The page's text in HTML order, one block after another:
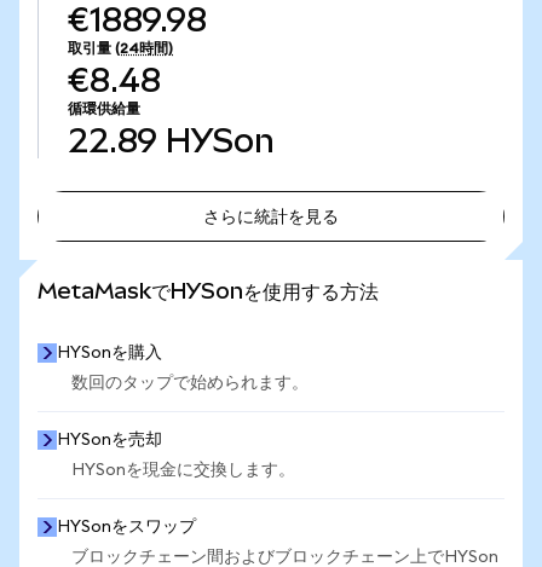
€1889.98
取引量 (24時間)
€8.48
循環供給量
22.89 HYSon
さらに統計を見る
MetaMaskでHYSonを使用する方法
HYSonを購入
数回のタップで始められます。
HYSonを売却
HYSonを現金に交換します。
HYSonをスワップ
ブロックチェーン間およびブロックチェーン上でHYSon